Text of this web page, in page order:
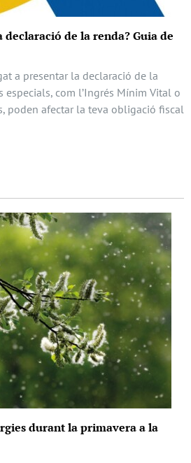
de la renda? Guia de
a presentar la declaració de la
especials, com l’Ingrés Mínim Vital o
poden afectar la teva obligació fiscal
durant la primavera a la